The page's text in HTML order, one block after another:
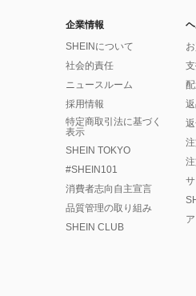
企業情報
SHEINについて
社会的責任
ニュースルーム
採用情報
特定商取引法に基づく
表示
SHEIN TOKYO
#SHEIN101
消費者志向自主宣言
品質管理の取り組み
SHEIN CLUB